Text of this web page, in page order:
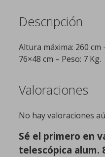
Descripción
Altura máxima: 260
76×48 cm – Peso: 7 Kg.
Valoraciones
No hay valoraciones
Sé el primero en
telescópica alum.